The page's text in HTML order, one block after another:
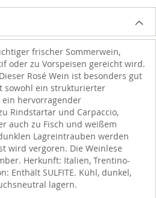
frischer Sommerwein,
oder zu Vorspeisen gereicht wird.
Rosé Wein ist besonders gut
sowohl ein strukturierter
ein hervorragender
Rindstartar und Carpaccio,
auch zu Fisch und weißem
Lagreintrauben werden
wird vergoren. Die Weinlese
Herkunft: Italien, Trentino-
Enthält SULFITE. Kühl, dunkel,
lagern.